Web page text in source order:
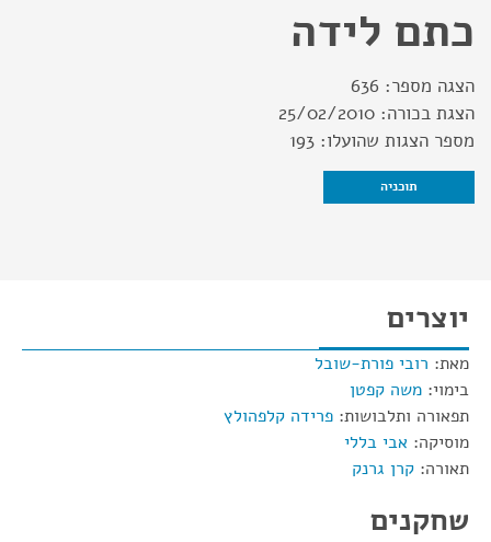
כתם לידה
הצגה מספר: 636
הצגת בכורה: 25/02/2010
מספר הצגות שהועלו: 193
תוכניה
יוצרים
מאת: רובי פורת-שובל
בימוי: משה קפטן
תפאורה ותלבושות: פרידה קלפהולץ
מוסיקה: אבי בללי
תאורה: קרן גרנק
שחקנים